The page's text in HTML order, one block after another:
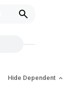
Hide Dependent